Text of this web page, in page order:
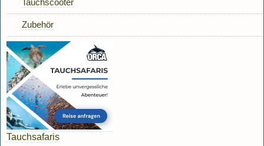
Zubehör
Tauchsafaris